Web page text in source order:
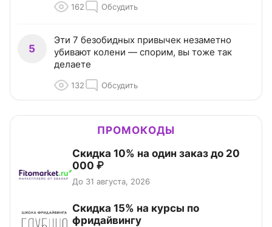
162 Обсудить
5
Эти 7 безобидных привычек незаметно
убивают колени — спорим, вы тоже так
делаете
132 Обсудить
ПРОМОКОДЫ
Скидка 10% на один заказ до 20
000 ₽
До 31 августа, 2026
Скидка 15% на курсы по
фридайвингу